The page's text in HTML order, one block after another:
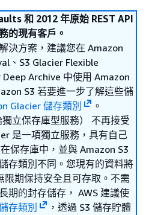
和 2012 年原始 REST API
的現有客戶。
決方案，建議您在 Amazon
、S3 Glacier Flexible
Archive 中使用 Amazon
S3 若要進一步了解這些儲
Glacier 儲存類別
。
立保存庫型服務） 不再接受
是一項獨立服務，具有自己
保存庫中，並與 Amazon S3
存類別不同。您現有的資料將
限期保持安全且可存取。不需
期的封存儲存， AWS 建議使
存類別
，透過 S3 儲存貯體